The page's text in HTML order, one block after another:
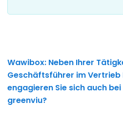
Wawibox: Neben Ihrer
Geschäftsführer im Vertrieb
engagieren Sie sich auch
greenviu?